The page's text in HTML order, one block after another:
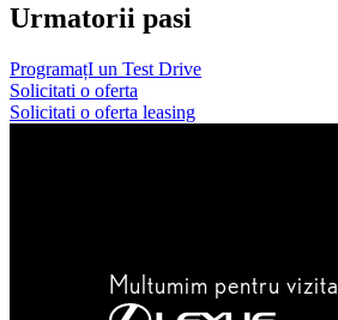
Urmatorii pasi
ProgramațI un Test Drive
Solicitati o oferta
Solicitati o oferta leasing
Multumim pentru vizita